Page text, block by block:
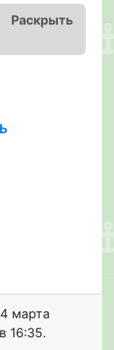
Раскрыть
марта
16:35.